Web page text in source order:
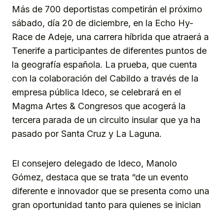
Más de 700 deportistas competirán el próximo
sábado, día 20 de diciembre, en la Echo Hy-
Race de Adeje, una carrera híbrida que atraerá a
Tenerife a participantes de diferentes puntos de
la geografía española. La prueba, que cuenta
con la colaboración del Cabildo a través de la
empresa pública Ideco, se celebrará en el
Magma Artes & Congresos que acogerá la
tercera parada de un circuito insular que ya ha
pasado por Santa Cruz y La Laguna.
El consejero delegado de Ideco, Manolo
Gómez, destaca que se trata “de un evento
diferente e innovador que se presenta como una
gran oportunidad tanto para quienes se inician